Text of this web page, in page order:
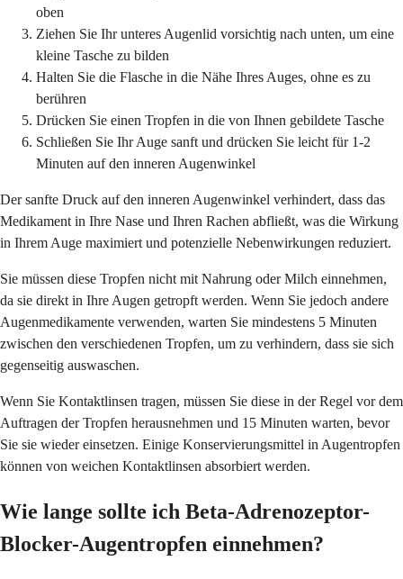
oben
Ziehen Sie Ihr unteres Augenlid vorsichtig nach unten, um eine
kleine Tasche zu bilden
Halten Sie die Flasche in die Nähe Ihres Auges, ohne es zu
berühren
Drücken Sie einen Tropfen in die von Ihnen gebildete Tasche
Schließen Sie Ihr Auge sanft und drücken Sie leicht für 1-2
Minuten auf den inneren Augenwinkel
Der sanfte Druck auf den inneren Augenwinkel verhindert, dass das
Medikament in Ihre Nase und Ihren Rachen abfließt, was die Wirkung
in Ihrem Auge maximiert und potenzielle Nebenwirkungen reduziert.
Sie müssen diese Tropfen nicht mit Nahrung oder Milch einnehmen,
da sie direkt in Ihre Augen getropft werden. Wenn Sie jedoch andere
Augenmedikamente verwenden, warten Sie mindestens 5 Minuten
zwischen den verschiedenen Tropfen, um zu verhindern, dass sie sich
gegenseitig auswaschen.
Wenn Sie Kontaktlinsen tragen, müssen Sie diese in der Regel vor dem
Auftragen der Tropfen herausnehmen und 15 Minuten warten, bevor
Sie sie wieder einsetzen. Einige Konservierungsmittel in Augentropfen
können von weichen Kontaktlinsen absorbiert werden.
Wie lange sollte ich Beta-Adrenozeptor-
Blocker-Augentropfen einnehmen?